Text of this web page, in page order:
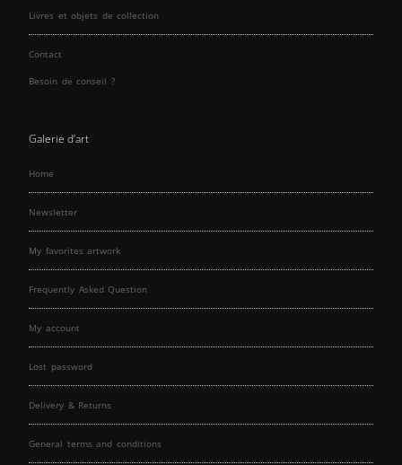
Livres et objets de collection
Contact
Besoin de conseil ?
Galerie d’art
Home
Newsletter
My favorites artwork
Frequently Asked Question
My account
Lost password
Delivery & Returns
General terms and conditions